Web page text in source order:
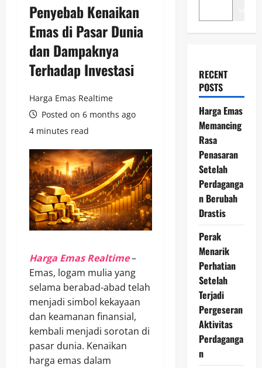
Penyebab Kenaikan
Emas di Pasar Dunia
dan Dampaknya
Terhadap Investasi
Harga Emas Realtime
Posted on 6 months ago
4 minutes read
Harga Emas Realtime–
Emas, logam mulia yang
selama berabad-abad telah
menjadi simbol kekayaan
dan keamanan finansial,
kembali menjadi sorotan di
pasar dunia. Kenaikan
harga emas dalam
RECENT
POSTS
Harga Emas
Memancing
Rasa
Penasaran
Setelah
Perdaganga
n Berubah
Drastis
Perak
Menarik
Perhatian
Setelah
Terjadi
Pergeseran
Aktivitas
Perdaganga
n